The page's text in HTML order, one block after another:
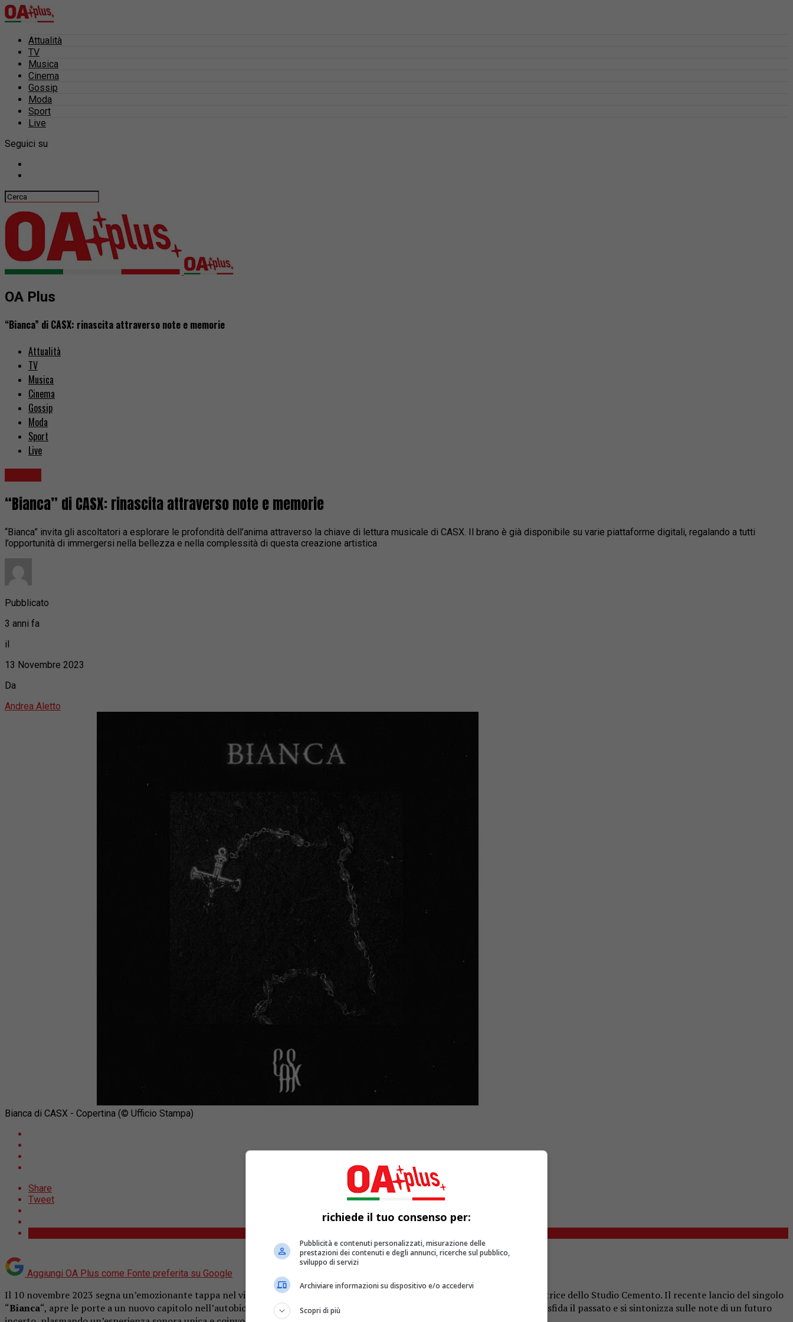
Attualità
TV
Musica
Cinema
Gossip
Moda
Sport
Live
Seguici su
OA Plus
“Bianca” di CASX: rinascita attraverso note e memorie
Attualità
TV
Musica
Cinema
Gossip
Moda
Sport
Live
“Bianca” di CASX: rinascita attraverso note e memorie
“Bianca” invita gli ascoltatori a esplorare le profondità dell’anima attraverso la chiave di lettura musicale di CASX. Il brano è già disponibile su varie piattaforme digitali, regalando a tutti
l’opportunità di immergersi nella bellezza e nella complessità di questa creazione artistica
Pubblicato
3 anni fa
il
13 Novembre 2023
Da
Andrea Aletto
Bianca di CASX - Copertina (© Ufficio Stampa)
Share
Tweet
Aggiungi OA Plus come Fonte preferita su Google
Il 10 novembre 2023 segna un’emozionante tappa nel viaggio musicale di
, fondatrice dello Studio Cemento. Il recente lancio del singolo
“Bianca“, apre le porte a un nuovo capitolo nell’autobiografia musicale di questa cantautrice milanese. In questo brano, CASX sfida il passato e si sintonizza sulle note di un futuro
richiede il tuo consenso per:
Pubblicità e contenuti personalizzati, misurazione delle
prestazioni dei contenuti e degli annunci, ricerche sul pubblico,
sviluppo di servizi
Archiviare informazioni su dispositivo e/o accedervi
Scopri di più